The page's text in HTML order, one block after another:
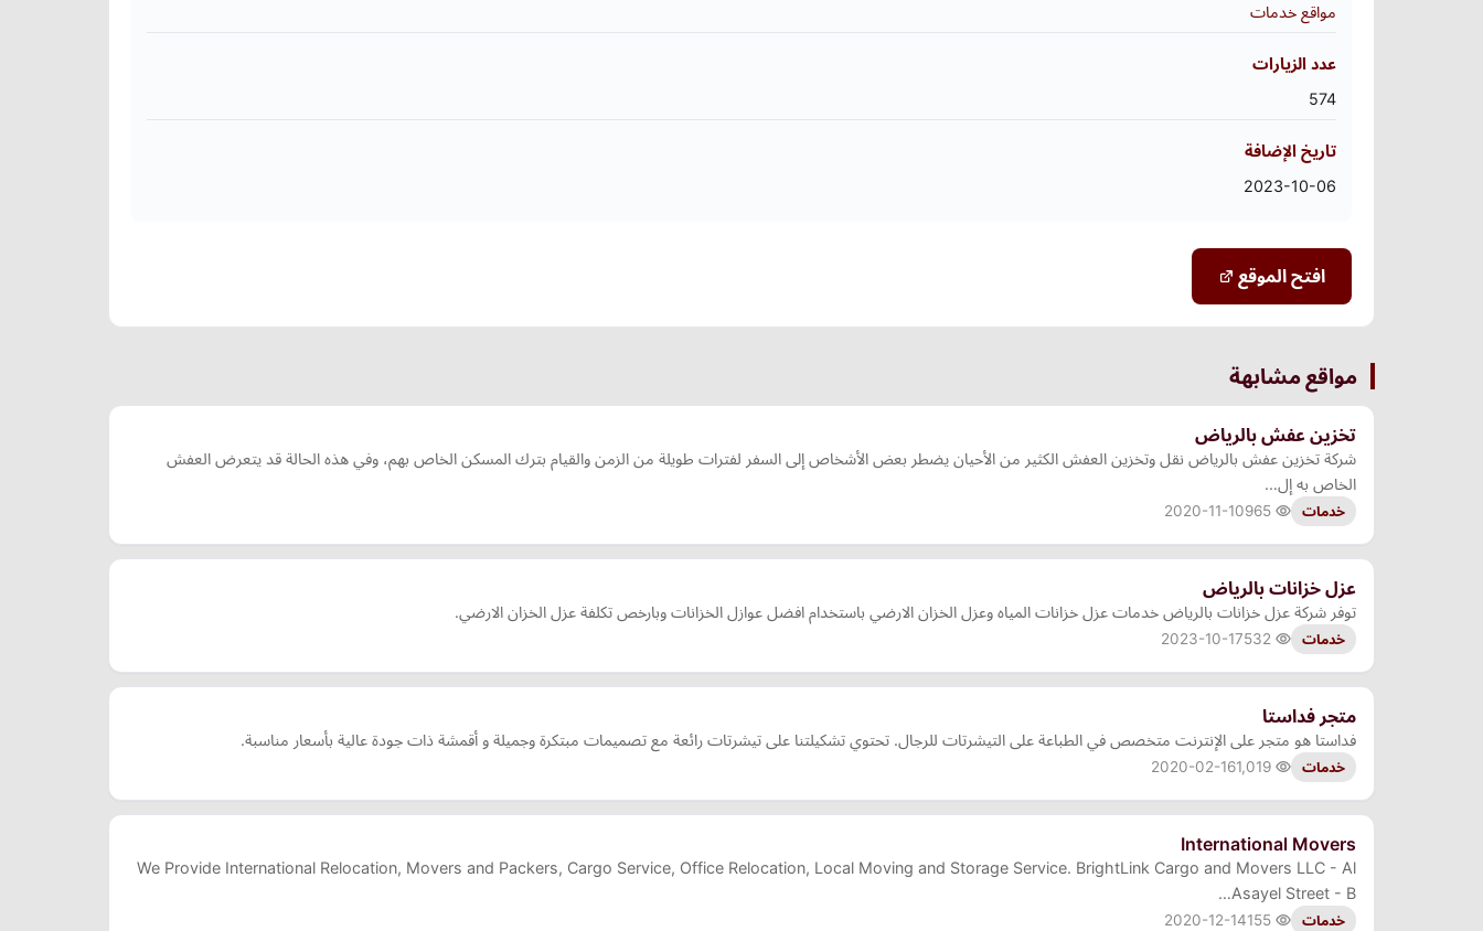
مواقع خدمات
عدد الزيارات
574
تاريخ الإضافة
2023-10-06
افتح الموقع
مواقع مشابهة
تخزين عفش بالرياض
شركة تخزين عفش بالرياض نقل وتخزين العفش الكثير من الأحيان يضطر بعض الأشخاص إلى السفر لفترات طويلة من الزمن والقيام بترك المسكن الخاص بهم، وفي هذه الحالة قد يتعرض العفش
الخاص به إل…
خدمات 2020-11-10
عزل خزانات بالرياض
توفر شركة عزل خزانات بالرياض خدمات عزل خزانات المياه وعزل الخزان الارضي باستخدام افضل عوازل الخزانات وبارخص تكلفة عزل الخزان الارضي.
خدمات 2023-10-17
متجر فداستا
فداستا هو متجر على الإنترنت متخصص في الطباعة على التيشرتات للرجال. تحتوي تشكيلتنا على تيشرتات رائعة مع تصميمات مبتكرة وجميلة و أقمشة ذات جودة عالية بأسعار مناسبة.
خدمات 2020-02-16
International Movers
We Provide International Relocation, Movers and Packers, Cargo Service, Office Relocation, Local Moving and Storage Service. BrightLink Cargo and Movers LLC - Al
Asayel Street - B…
خدمات 2020-12-14